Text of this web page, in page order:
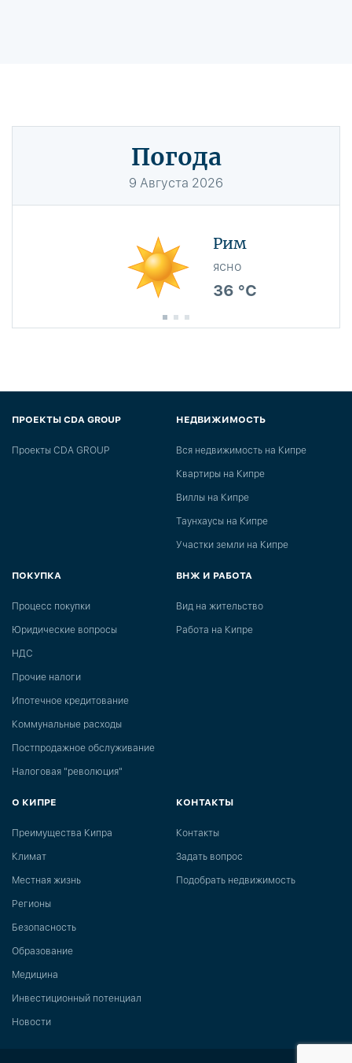
Погода
9 Августа 2026
Рим
ясно
36 °C
ПРОЕКТЫ CDA GROUP
Проекты CDA GROUP
НЕДВИЖИМОСТЬ
Вся недвижимость на Кипре
Квартиры на Кипре
Виллы на Кипре
Таунхаусы на Кипре
Участки земли на Кипре
ПОКУПКА
Процесс покупки
Юридические вопросы
НДС
Прочие налоги
Ипотечное кредитование
Коммунальные расходы
Постпродажное обслуживание
Налоговая "революция"
ВНЖ И РАБОТА
Вид на жительство
Работа на Кипре
О КИПРЕ
Преимущества Кипра
Климат
Местная жизнь
Регионы
Безопасность
Образование
Медицина
Инвестиционный потенциал
Новости
КОНТАКТЫ
Контакты
Задать вопрос
Подобрать недвижимость